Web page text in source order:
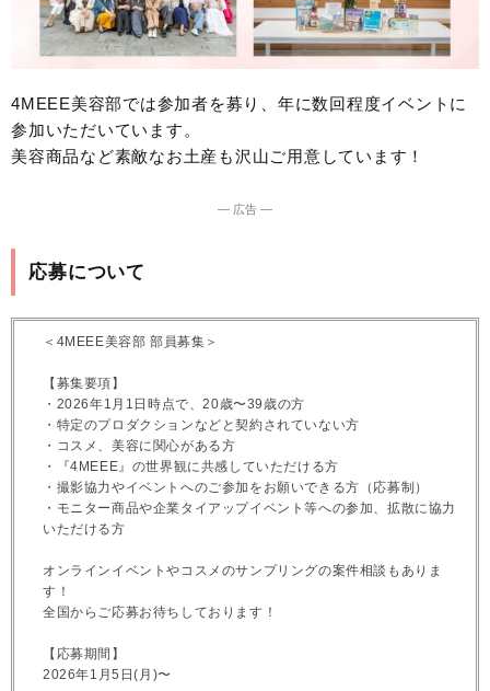
4MEEE美容部では参加者を募り、年に数回程度イベントに
参加いただいています。
美容商品など素敵なお土産も沢山ご用意しています！
― 広告 ―
応募について
＜4MEEE美容部 部員募集＞
【募集要項】
・2026年1月1日時点で、20歳〜39歳の方
・特定のプロダクションなどと契約されていない方
・コスメ、美容に関心がある方
・『4MEEE』の世界観に共感していただける方
・撮影協力やイベントへのご参加をお願いできる方（応募制）
・モニター商品や企業タイアップイベント等への参加、拡散に協力
いただける方
オンラインイベントやコスメのサンプリングの案件相談もありま
す！
全国からご応募お待ちしております！
【応募期間】
2026年1月5日(月)〜